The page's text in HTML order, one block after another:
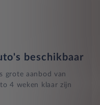
beschikbaar
grote aanbod van
4 weken klaar zijn